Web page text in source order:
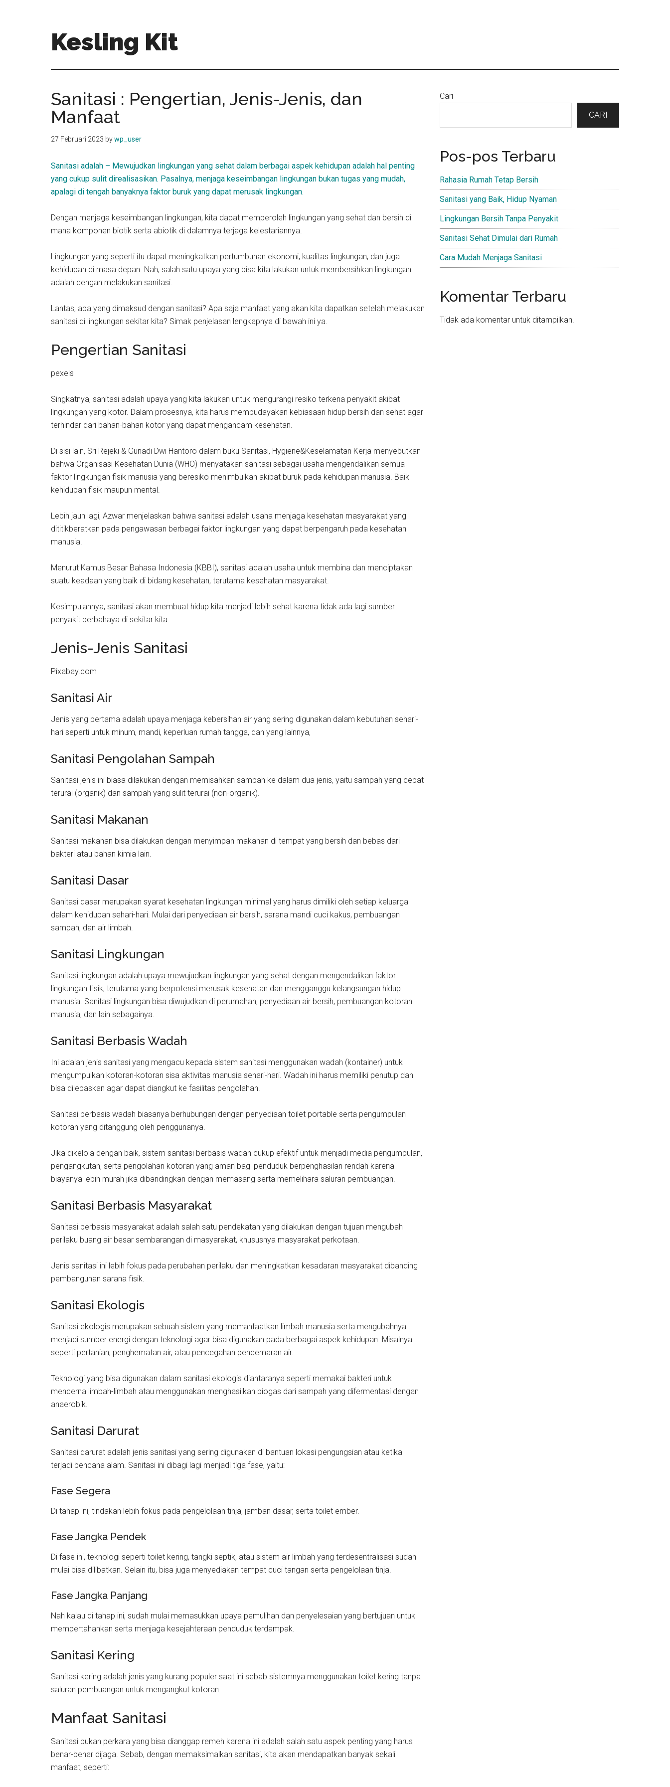
Kesling Kit
Sanitasi : Pengertian, Jenis-Jenis, dan
Manfaat
27 Februari 2023 bywp_user
Sanitasi adalah – Mewujudkan lingkungan yang sehat dalam berbagai aspek kehidupan adalah hal penting
yang cukup sulit direalisasikan. Pasalnya, menjaga keseimbangan lingkungan bukan tugas yang mudah,
apalagi di tengah banyaknya faktor buruk yang dapat merusak lingkungan.
Dengan menjaga keseimbangan lingkungan, kita dapat memperoleh lingkungan yang sehat dan bersih di
mana komponen biotik serta abiotik di dalamnya terjaga kelestariannya.
Lingkungan yang seperti itu dapat meningkatkan pertumbuhan ekonomi, kualitas lingkungan, dan juga
kehidupan di masa depan. Nah, salah satu upaya yang bisa kita lakukan untuk membersihkan lingkungan
adalah dengan melakukan sanitasi.
Lantas, apa yang dimaksud dengan sanitasi? Apa saja manfaat yang akan kita dapatkan setelah melakukan
sanitasi di lingkungan sekitar kita? Simak penjelasan lengkapnya di bawah ini ya.
Pengertian Sanitasi
pexels
Singkatnya, sanitasi adalah upaya yang kita lakukan untuk mengurangi resiko terkena penyakit akibat
lingkungan yang kotor. Dalam prosesnya, kita harus membudayakan kebiasaan hidup bersih dan sehat agar
terhindar dari bahan-bahan kotor yang dapat mengancam kesehatan.
Di sisi lain, Sri Rejeki & Gunadi Dwi Hantoro dalam buku Sanitasi, Hygiene&Keselamatan Kerja menyebutkan
bahwa Organisasi Kesehatan Dunia (WHO) menyatakan sanitasi sebagai usaha mengendalikan semua
faktor lingkungan fisik manusia yang beresiko menimbulkan akibat buruk pada kehidupan manusia. Baik
kehidupan fisik maupun mental.
Lebih jauh lagi, Azwar menjelaskan bahwa sanitasi adalah usaha menjaga kesehatan masyarakat yang
dititikberatkan pada pengawasan berbagai faktor lingkungan yang dapat berpengaruh pada kesehatan
manusia.
Menurut Kamus Besar Bahasa Indonesia (KBBI), sanitasi adalah usaha untuk membina dan menciptakan
suatu keadaan yang baik di bidang kesehatan, terutama kesehatan masyarakat.
Kesimpulannya, sanitasi akan membuat hidup kita menjadi lebih sehat karena tidak ada lagi sumber
penyakit berbahaya di sekitar kita.
Jenis-Jenis Sanitasi
Pixabay.com
Sanitasi Air
Jenis yang pertama adalah upaya menjaga kebersihan air yang sering digunakan dalam kebutuhan sehari-
hari seperti untuk minum, mandi, keperluan rumah tangga, dan yang lainnya,
Sanitasi Pengolahan Sampah
Sanitasi jenis ini biasa dilakukan dengan memisahkan sampah ke dalam dua jenis, yaitu sampah yang cepat
terurai (organik) dan sampah yang sulit terurai (non-organik).
Sanitasi Makanan
Sanitasi makanan bisa dilakukan dengan menyimpan makanan di tempat yang bersih dan bebas dari
bakteri atau bahan kimia lain.
Sanitasi Dasar
Sanitasi dasar merupakan syarat kesehatan lingkungan minimal yang harus dimiliki oleh setiap keluarga
dalam kehidupan sehari-hari. Mulai dari penyediaan air bersih, sarana mandi cuci kakus, pembuangan
sampah, dan air limbah.
Sanitasi Lingkungan
Sanitasi lingkungan adalah upaya mewujudkan lingkungan yang sehat dengan mengendalikan faktor
lingkungan fisik, terutama yang berpotensi merusak kesehatan dan mengganggu kelangsungan hidup
manusia. Sanitasi lingkungan bisa diwujudkan di perumahan, penyediaan air bersih, pembuangan kotoran
manusia, dan lain sebagainya.
Sanitasi Berbasis Wadah
Ini adalah jenis sanitasi yang mengacu kepada sistem sanitasi menggunakan wadah (kontainer) untuk
mengumpulkan kotoran-kotoran sisa aktivitas manusia sehari-hari. Wadah ini harus memiliki penutup dan
bisa dilepaskan agar dapat diangkut ke fasilitas pengolahan.
Sanitasi berbasis wadah biasanya berhubungan dengan penyediaan toilet portable serta pengumpulan
kotoran yang ditanggung oleh penggunanya.
Jika dikelola dengan baik, sistem sanitasi berbasis wadah cukup efektif untuk menjadi media pengumpulan,
pengangkutan, serta pengolahan kotoran yang aman bagi penduduk berpenghasilan rendah karena
biayanya lebih murah jika dibandingkan dengan memasang serta memelihara saluran pembuangan.
Sanitasi Berbasis Masyarakat
Sanitasi berbasis masyarakat adalah salah satu pendekatan yang dilakukan dengan tujuan mengubah
perilaku buang air besar sembarangan di masyarakat, khususnya masyarakat perkotaan.
Jenis sanitasi ini lebih fokus pada perubahan perilaku dan meningkatkan kesadaran masyarakat dibanding
pembangunan sarana fisik.
Sanitasi Ekologis
Sanitasi ekologis merupakan sebuah sistem yang memanfaatkan limbah manusia serta mengubahnya
menjadi sumber energi dengan teknologi agar bisa digunakan pada berbagai aspek kehidupan. Misalnya
seperti pertanian, penghematan air, atau pencegahan pencemaran air.
Teknologi yang bisa digunakan dalam sanitasi ekologis diantaranya seperti memakai bakteri untuk
mencerna limbah-limbah atau menggunakan menghasilkan biogas dari sampah yang difermentasi dengan
anaerobik.
Sanitasi Darurat
Sanitasi darurat adalah jenis sanitasi yang sering digunakan di bantuan lokasi pengungsian atau ketika
terjadi bencana alam. Sanitasi ini dibagi lagi menjadi tiga fase, yaitu:
Fase Segera
Di tahap ini, tindakan lebih fokus pada pengelolaan tinja, jamban dasar, serta toilet ember.
Fase Jangka Pendek
Di fase ini, teknologi seperti toilet kering, tangki septik, atau sistem air limbah yang terdesentralisasi sudah
mulai bisa dilibatkan. Selain itu, bisa juga menyediakan tempat cuci tangan serta pengelolaan tinja.
Fase Jangka Panjang
Nah kalau di tahap ini, sudah mulai memasukkan upaya pemulihan dan penyelesaian yang bertujuan untuk
mempertahankan serta menjaga kesejahteraan penduduk terdampak.
Sanitasi Kering
Sanitasi kering adalah jenis yang kurang populer saat ini sebab sistemnya menggunakan toilet kering tanpa
saluran pembuangan untuk mengangkut kotoran.
Manfaat Sanitasi
Sanitasi bukan perkara yang bisa dianggap remeh karena ini adalah salah satu aspek penting yang harus
benar-benar dijaga. Sebab, dengan memaksimalkan sanitasi, kita akan mendapatkan banyak sekali
manfaat, seperti:
Primary
Cari
CARI
Pos-pos Terbaru
Rahasia Rumah Tetap Bersih
Sanitasi yang Baik, Hidup Nyaman
Lingkungan Bersih Tanpa Penyakit
Sanitasi Sehat Dimulai dari Rumah
Cara Mudah Menjaga Sanitasi
Komentar Terbaru
Tidak ada komentar untuk ditampilkan.